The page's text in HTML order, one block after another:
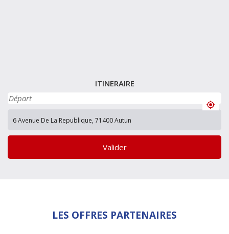
ITINERAIRE
Valider
LES OFFRES PARTENAIRES